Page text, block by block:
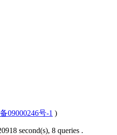
09000246号-1 )
second(s), 8 queries .